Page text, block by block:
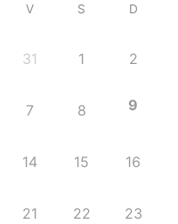
V S D
31 1 2
7 8 9
14 15 16
21 22 23